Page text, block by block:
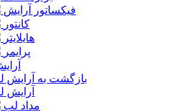
فیکساتور آرایش
کانتور
هایلایتر
پرایمر
بازگشت به آرایش
آرایش
مداد لب